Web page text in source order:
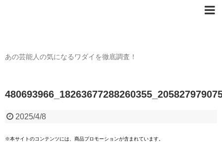
あの芸能人の気になるワダイを徹底調査！
2025/4/8
※本サイトのコンテンツには、商品プロモーションが含まれています。